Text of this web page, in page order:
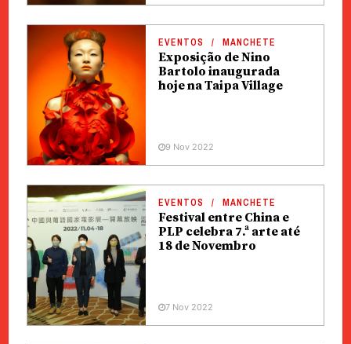
EVENTOS MANCHETE
Exposição de Nino
Bartolo inaugurada
hoje na Taipa Village
9 Nov 2022
EVENTOS MANCHETE
Festival entre China e
PLP celebra 7.ª arte até
18 de Novembro
7 Nov 2022